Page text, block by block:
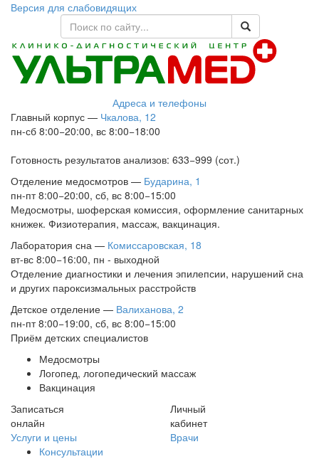
Версия для слабовидящих
Адреса и телефоны
Главный корпус — Чкалова, 12
пн-сб 8:00−20:00, вс 8:00−18:00
Готовность результатов анализов: 633−999 (сот.)
Отделение медосмотров — Бударина, 1
пн-пт 8:00−20:00, сб, вс 8:00−15:00
Медосмотры, шоферская комиссия, оформление санитарных
книжек. Физиотерапия, массаж, вакцинация.
Лаборатория сна — Комиссаровская, 18
вт-вс 8:00−16:00, пн - выходной
Отделение диагностики и лечения эпилепсии, нарушений сна
и других пароксизмальных расстройств
Детское отделение — Валиханова, 2
пн-пт 8:00−19:00, сб, вс 8:00−15:00
Приём детских специалистов
Медосмотры
Логопед, логопедический массаж
Вакцинация
Записаться
онлайн
Личный
кабинет
Услуги и цены
Врачи
Консультации